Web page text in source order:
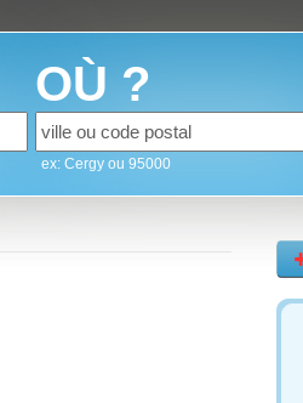
OÙ ?
ex: Cergy ou 95000